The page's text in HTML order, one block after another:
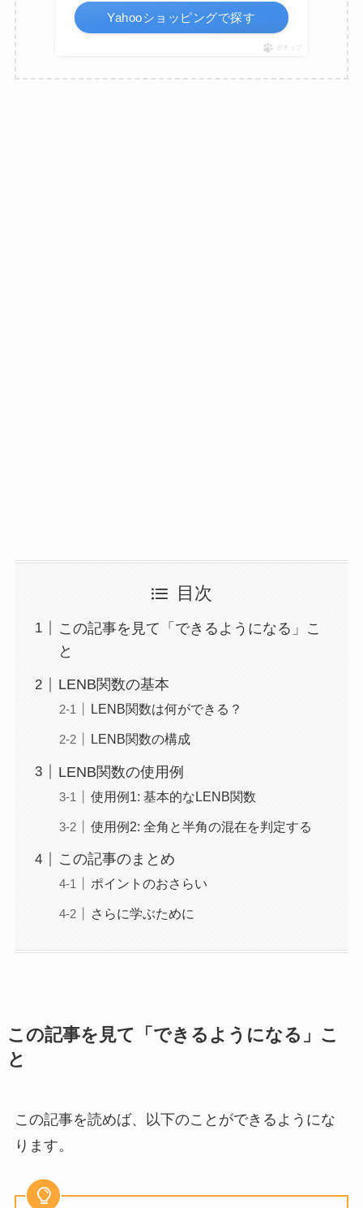
Yahooショッピングで探す
ポチップ
目次
この記事を見て「できるようになる」こ
と
LENB関数の基本
LENB関数は何ができる？
LENB関数の構成
LENB関数の使用例
使用例1: 基本的なLENB関数
使用例2: 全角と半角の混在を判定する
この記事のまとめ
ポイントのおさらい
さらに学ぶために
この記事を見て「できるようになる」こ
と
この記事を読めば、以下のことができるようにな
ります。